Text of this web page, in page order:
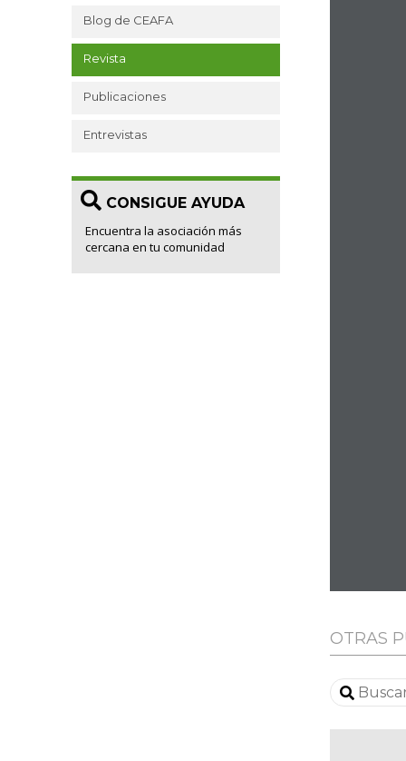
Blog de CEAFA
Revista
Publicaciones
Entrevistas
CONSIGUE AYUDA
Encuentra la asociación más
cercana en tu comunidad
OTRAS